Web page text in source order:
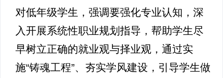
对低年级学生，强调要强化专业认知，深
入开展系统性职业规划指导，帮助学生尽
早树立正确的就业观与择业观，通过实
施“铸魂工程”、夯实学风建设，引导学生做